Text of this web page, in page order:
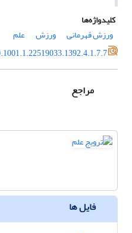
کلیدواژه‌ها
ورزش قهرمانی
ورزش
علم
مراجع
فایل ها